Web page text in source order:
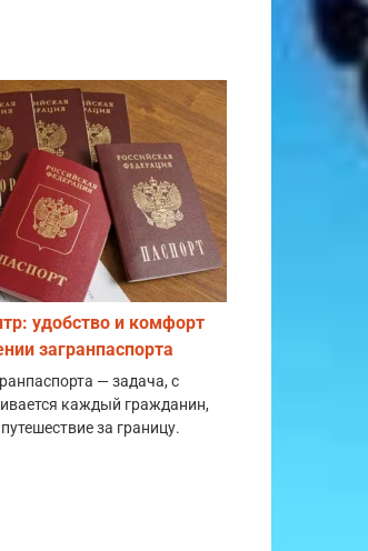
удобство и комфорт
загранпаспорта
— задача, с
каждый гражданин,
за границу.